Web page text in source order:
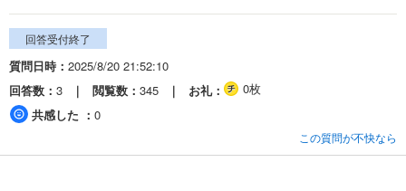
回答受付終了
質問日時
2025/8/20 21:52:10
回答数
3 閲覧数 345 お礼
0枚
共感した
0
この質問が不快なら